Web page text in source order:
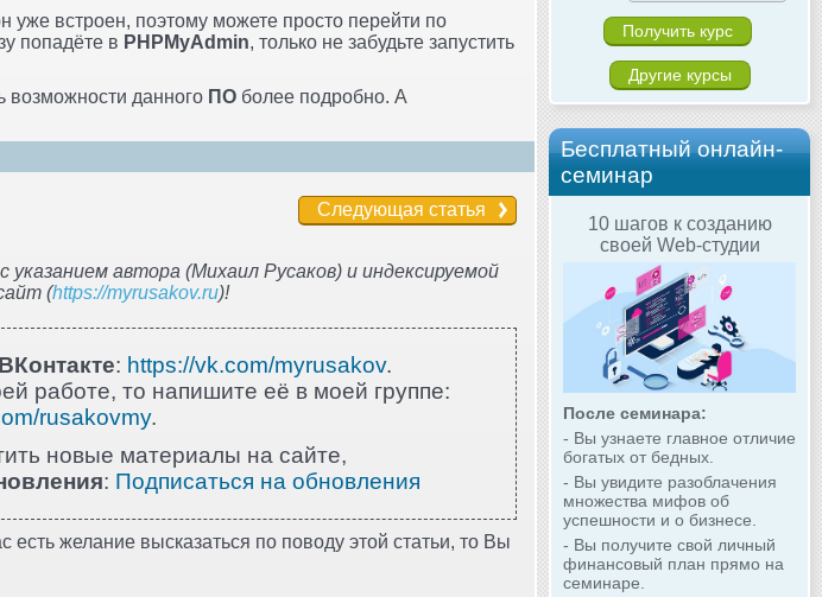
Другие курсы
Бесплатный онлайн-
семинар
10 шагов к созданию
своей Web-студии
После семинара:
- Вы узнаете главное отличие
богатых от бедных.
- Вы увидите разоблачения
множества мифов об
успешности и о бизнесе.
- Вы получите свой личный
финансовый план прямо на
семинаре.
уже встроен, поэтому можете просто перейти по
попадёте в PHPMyAdmin, только не забудьте запустить
возможности данного ПО более подробно. А
Следующая статья
автора (Михаил Русаков) и индексируемой
(https://myrusakov.ru)!
ВКонтакте: https://vk.com/myrusakov.
работе, то напишите её в моей группе:
rusakovmy.
новые материалы на сайте,
: Подписаться на обновления
желание высказаться по поводу этой статьи, то Вы